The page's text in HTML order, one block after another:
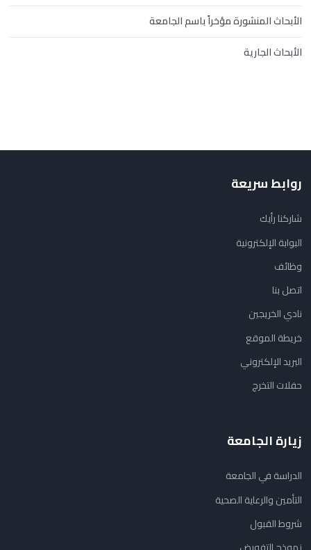
الأبحاث المنشورة مؤخراً باسم الجامعة
الأبحاث الجارية
روابط سريعة
شاركنا رأيك
البوابة الإلكترونية
وظائف
اتصل بنا
نادي الخريجين
خريطة الموقع
البريد الإلكتروني
حفلات التخرج
زيارة الجامعة
الدراسة في الجامعة
التأمين والرعاية الصحية
شروط القبول